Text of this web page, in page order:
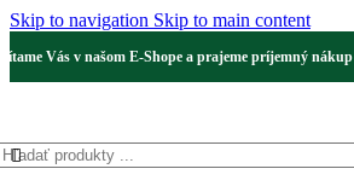
Skip to navigation Skip to main content
Vás v našom E-Shope a prajeme príjemný nákup